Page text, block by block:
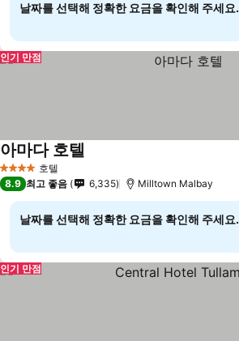
날짜를 선택해 정확한 요금을 확인해 주세요.
인기 만점
4 성급 호텔
아마다 호텔
8.9 최고 좋음 6,335 Milltown Malbay
날짜를 선택해 정확한 요금을 확인해 주세요.
인기 만점